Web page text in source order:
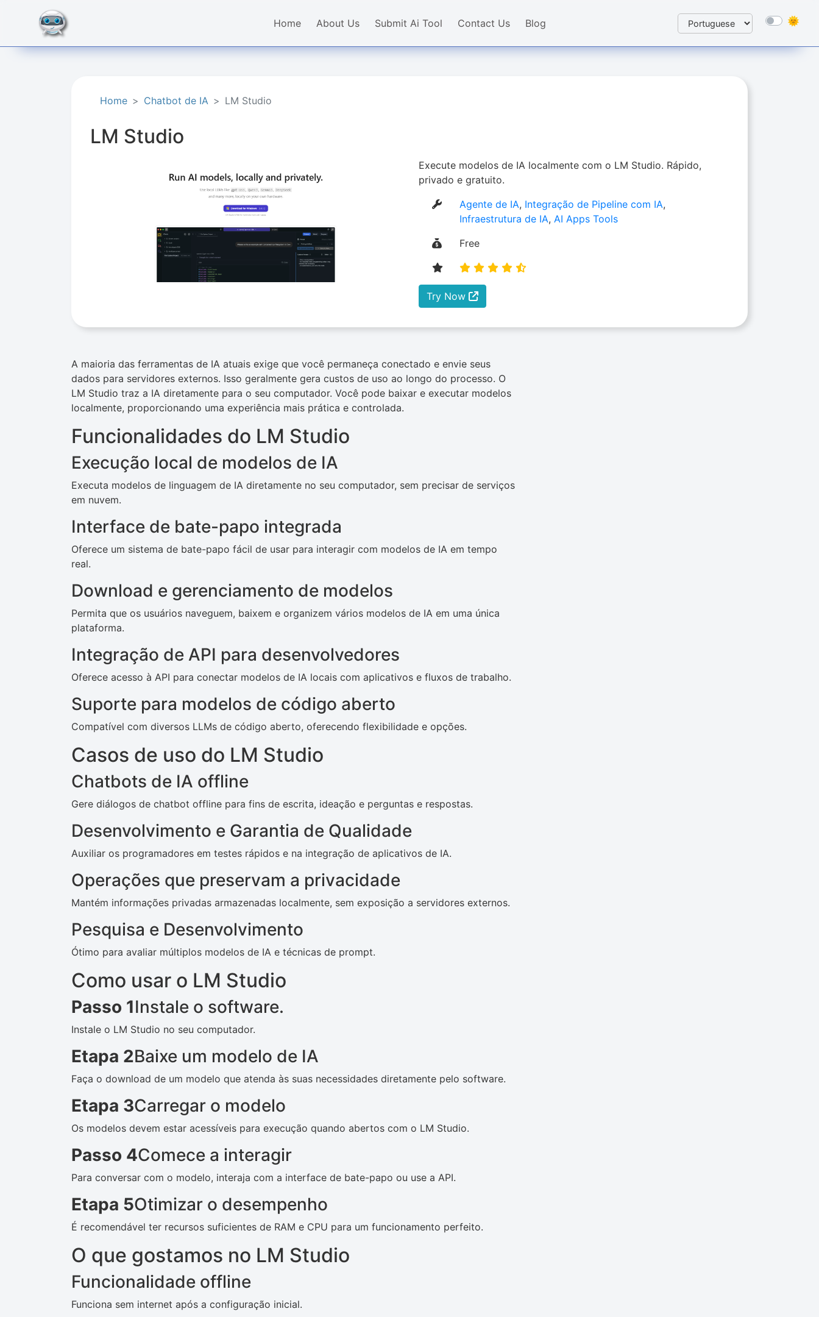
Home About Us Submit Ai Tool Contact Us Blog
Home Chatbot de IA LM Studio
LM Studio
Execute modelos de IA localmente com o LM Studio. Rápido,
privado e gratuito.
Agente de IA, Integração de Pipeline com IA,
Infraestrutura de IA,AI Apps Tools
Free
Try Now
A maioria das ferramentas de IA atuais exige que você permaneça conectado e envie seus
dados para servidores externos. Isso geralmente gera custos de uso ao longo do processo. O
LM Studio traz a IA diretamente para o seu computador. Você pode baixar e executar modelos
localmente, proporcionando uma experiência mais prática e controlada.
Funcionalidades do LM Studio
Execução local de modelos de IA
Executa modelos de linguagem de IA diretamente no seu computador, sem precisar de serviços
em nuvem.
Interface de bate-papo integrada
Oferece um sistema de bate-papo fácil de usar para interagir com modelos de IA em tempo
real.
Download e gerenciamento de modelos
Permita que os usuários naveguem, baixem e organizem vários modelos de IA em uma única
plataforma.
Integração de API para desenvolvedores
Oferece acesso à API para conectar modelos de IA locais com aplicativos e fluxos de trabalho.
Suporte para modelos de código aberto
Compatível com diversos LLMs de código aberto, oferecendo flexibilidade e opções.
Casos de uso do LM Studio
Chatbots de IA offline
Gere diálogos de chatbot offline para fins de escrita, ideação e perguntas e respostas.
Desenvolvimento e Garantia de Qualidade
Auxiliar os programadores em testes rápidos e na integração de aplicativos de IA.
Operações que preservam a privacidade
Mantém informações privadas armazenadas localmente, sem exposição a servidores externos.
Pesquisa e Desenvolvimento
Ótimo para avaliar múltiplos modelos de IA e técnicas de prompt.
Como usar o LM Studio
Passo 1Instale o software.
Instale o LM Studio no seu computador.
Etapa 2Baixe um modelo de IA
Faça o download de um modelo que atenda às suas necessidades diretamente pelo software.
Etapa 3Carregar o modelo
Os modelos devem estar acessíveis para execução quando abertos com o LM Studio.
Passo 4Comece a interagir
Para conversar com o modelo, interaja com a interface de bate-papo ou use a API.
Etapa 5Otimizar o desempenho
É recomendável ter recursos suficientes de RAM e CPU para um funcionamento perfeito.
O que gostamos no LM Studio
Funcionalidade offline
Funciona sem internet após a configuração inicial.